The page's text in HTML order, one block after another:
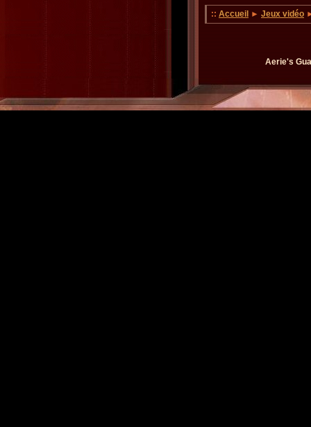
:: Accueil ► Jeux vidéo
Aerie's